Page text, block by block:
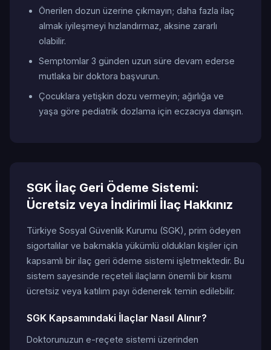
Önerilen dozun üzerine çıkmayın; daha fazla ilaç
almak iyileşmeyi hızlandırmaz, aksine zararlı
olabilir.
Semptomlar 3 günden uzun süre devam ederse
mutlaka bir doktora başvurun.
Çocuklara yetişkin dozu vermeyin; ağırlığa ve
yaşa göre pediatrik dozlama için eczacıya danışın.
SGK İlaç Geri Ödeme Sistemi:
Ücretsiz veya İndirimli İlaç Hakkınız
Türkiye Sosyal Güvenlik Kurumu (SGK), prim ödeyen
sigortalılar ve bakmakla yükümlü oldukları kişiler için
kapsamlı bir ilaç geri ödeme sistemi işletmektedir. Bu
sistem sayesinde reçeteli ilaçların önemli bir kısmı
ücretsiz veya katılım payı ödenerek temin edilebilir.
SGK Kapsamındaki İlaçlar Nasıl Alınır?
Doktorunuzun e-reçete sistemi üzerinden